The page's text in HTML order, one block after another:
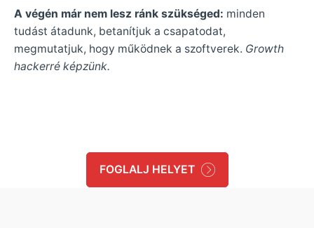
A végén már nem lesz ránk szükséged: minden
tudást átadunk, betanítjuk a csapatodat,
megmutatjuk, hogy működnek a szoftverek. Growth
hackerré képzünk.
FOGLALJ HELYET